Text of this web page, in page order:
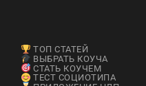
ТОП СТАТЕЙ
ВЫБРАТЬ КОУЧА
СТАТЬ КОУЧЕМ
ТЕСТ СОЦИОТИПА